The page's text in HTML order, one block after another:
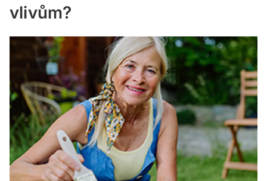
vlivům?